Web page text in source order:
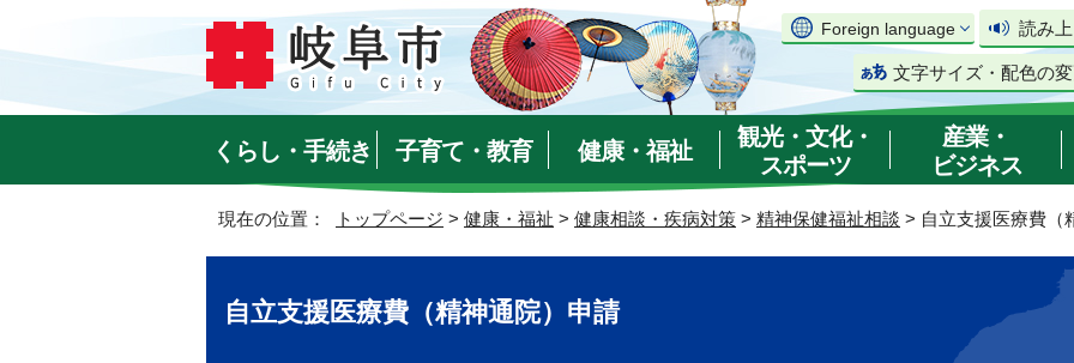
Foreign language 読み
文字サイズ・配色の
くらし・手続き 子育て・教育 健康・福祉
観光・文化・
スポーツ
産業・
ビジネス
現在の位置： トップページ > 健康・福祉 > 健康相談・疾病対策 > 精神保健福祉相談 > 自立支援医療費（
自立支援医療費（精神通院）申請